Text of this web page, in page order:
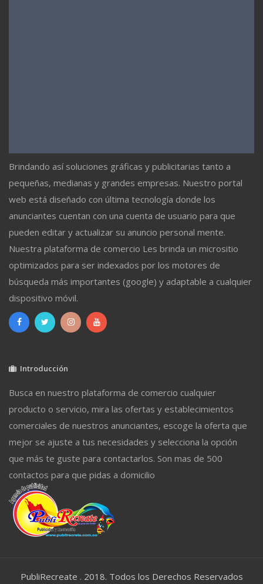
Brindando así soluciones gráficas y publicitarias tanto a
pequeñas, medianas y grandes empresas. Nuestro portal
web está diseñado con última tecnología donde los
anunciantes cuentan con una cuenta de usuario para que
pueden editar y actualizar su anuncio personal mente.
Nuestra plataforma de comercio Les brinda un micrositio
optimizados para ser indexados por los motores de
búsqueda más importantes (google) y adaptable a cualquier
dispositivo móvil.
Introducción
Busca en nuestro plataforma de comercio cualquier
producto o servicio, mira las ofertas y establecimientos
comerciales de nuestros anunciantes, escoge la oferta que
mejor se ajuste a tus necesidades y selecciona la opción
que más te guste para contactarlos. Son mas de 500
contactos para que pidas a domicilio
PubliRecreate . 2018. Todos los Derechos Reservados